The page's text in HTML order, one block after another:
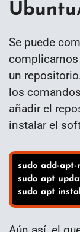
Se puede
un
los
añadir el
instalar el
sudo add-apt-
sudo apt
sudo apt